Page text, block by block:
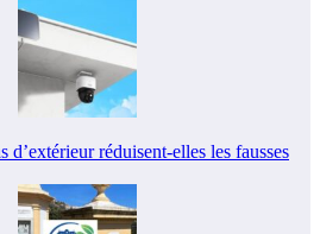
d’extérieur réduisent-elles les fausses